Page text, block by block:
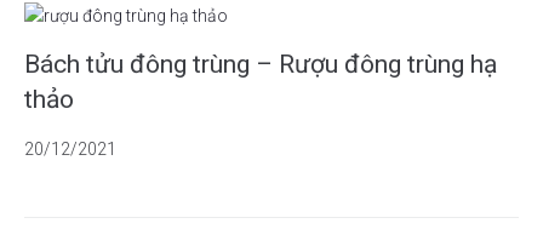
Bách tửu đông trùng – Rượu đông trùng hạ
thảo
20/12/2021